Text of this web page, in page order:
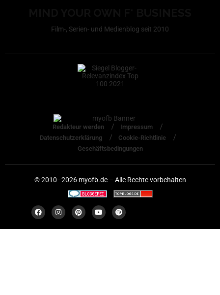
Film-, Serien- und Medienblog seit 2010
Redakteur werden
Impressum
Datenschutzerklärung
Cookie-Richtlinie
Geschäftsbedingungen
© 2010–2026 myofb.de – Alle Rechte vorbehalten